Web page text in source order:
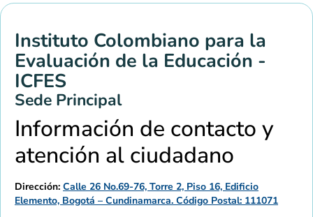
Instituto Colombiano para la
Evaluación de la Educación -
ICFES
Sede Principal
Información de contacto y
atención al ciudadano
Dirección: Calle 26 No.69-76, Torre 2, Piso 16, Edificio
Elemento, Bogotá – Cundinamarca. Código Postal: 111071